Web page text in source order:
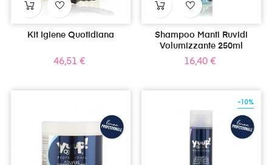
Kit Igiene Quotidiana
Prezzo
46,51 €
Shampoo Manti Ruvidi
Volumizzante 250ml
Prezzo
16,40 €
-10%